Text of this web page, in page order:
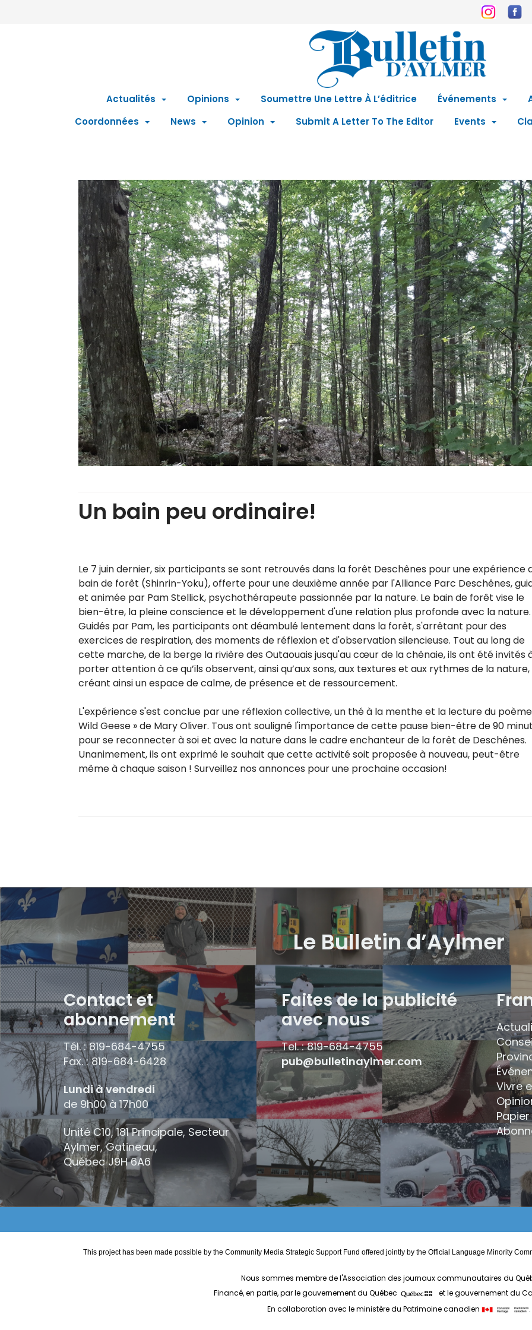
Actualités Opinions Soumettre Une Lettre À L’éditrice Événements
Coordonnées
News Opinion Submit A Letter To The Editor Events
Un bain peu ordinaire!
Le 7 juin dernier, six participants se sont retrouvés dans la forêt Deschênes pour une expérience
bain de forêt (Shinrin-Yoku), offerte pour une deuxième année par l'Alliance Parc Deschênes,
et animée par Pam Stellick, psychothérapeute passionnée par la nature. Le bain de forêt vise le
bien-être, la pleine conscience et le développement d'une relation plus profonde avec la nature.
Guidés par Pam, les participants ont déambulé lentement dans la forêt, s'arrêtant pour des
exercices de respiration, des moments de réflexion et d'observation silencieuse. Tout au long de
cette marche, de la berge la rivière des Outaouais jusqu'au cœur de la chênaie, ils ont été invités
porter attention à ce qu’ils observent, ainsi qu’aux sons, aux textures et aux rythmes de la nature,
créant ainsi un espace de calme, de présence et de ressourcement.
L'expérience s'est conclue par une réflexion collective, un thé à la menthe et la lecture du
Wild Geese » de Mary Oliver. Tous ont souligné l'importance de cette pause bien-être de 90
pour se reconnecter à soi et avec la nature dans le cadre enchanteur de la forêt de Deschênes.
Unanimement, ils ont exprimé le souhait que cette activité soit proposée à nouveau, peut-être
même à chaque saison ! Surveillez nos annonces pour une prochaine occasion!
Le Bulletin d’Aylmer
Contact et
abonnement
Tél. : 819-684-4755
Fax. : 819-684-6428
Lundi à vendredi
de 9h00 à 17h00
Unité C10, 181 Principale, Secteur
Aylmer, Gatineau,
QuébecJ9H 6A6
Faites de la publicité
avec nous
Tel. : 819-684-4755
pub@bulletinaylmer.com
Vivre
This project has been made possible by the Community Media Strategic Support Fund offered jointly by the Official Language Minority
Nous sommes membre de l'Association des journaux communautaires du
Financé, en partie, par le gouvernement du Québec
et le gouvernement du
En collaboration avec le ministère du Patrimoine canadien
.